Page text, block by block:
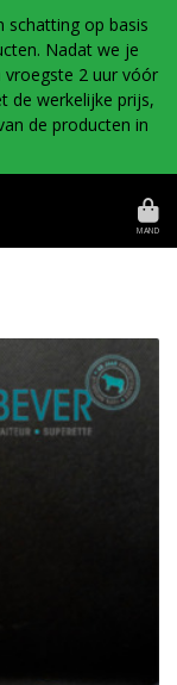
schatting op basis
Nadat we je
vroegste 2 uur vóór
de werkelijke prijs,
de producten in
MAND